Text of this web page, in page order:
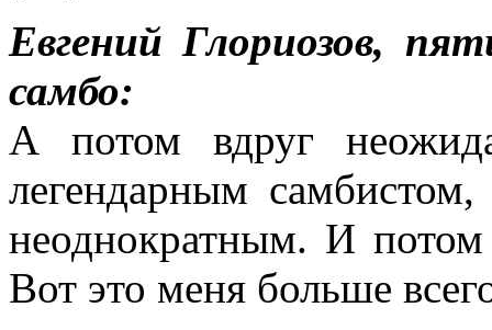
Евгений Глориозов,
самбо:
А потом вдруг
легендарным
неоднократным. И
Вот это меня больше